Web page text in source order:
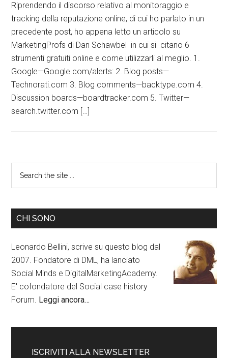
Riprendendo il discorso relativo al monitoraggio e
tracking della reputazione online, di cui ho parlato in un
precedente post, ho appena letto un articolo su
MarketingProfs di Dan Schawbel in cui si citano 6
strumenti gratuiti online e come utilizzarli al meglio. 1.
Google—Google.com/alerts: 2. Blog posts—
Technorati.com 3. Blog comments—backtype.com 4.
Discussion boards—boardtracker.com 5. Twitter—
search.twitter.com […]
CHI SONO
Leonardo Bellini, scrive su questo blog dal
2007. Fondatore di DML, ha lanciato
Social Minds e DigitalMarketingAcademy.
E' cofondatore del Social case history
Forum. Leggi ancora…
ISCRIVITI ALLA NEWSLETTER